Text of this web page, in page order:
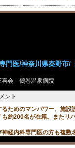
門医/神奈川県秦野市
喜会 鶴巻温泉病院
ためのマンパワー、施設
も約200名が在籍。またリ
経内科専門医の方も複数